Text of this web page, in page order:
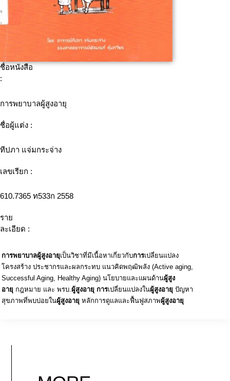
ชื่อหนังสือ
:
การพยาบาลผู้สูงอายุ
ชื่อผู้แต่ง :
ทีปภา แจ่มกระจ่าง
เลขเรียก :
610.7365 ท533ก 2558
ราย
ละเอียด :
การพยาบาลผู้สูงอายุเป็นวิชาที่มีเนื้อหาเกี่ยวกับการเปลี่ยนแปลง
โครงสร้าง ประชากรและผลกระทบ แนวคิดพฤฒิพลัง (Active aging,
Successful Aging, Healthy Aging) นโยบายและแผนด้านผู้สูง
อายุ กฎหมาย และ พรบ. ผู้สูงอายุ การเปลี่ยนแปลงในผู้สูงอายุ ปัญหา
สุขภาพที่พบบ่อยในผู้สูงอายุ หลักการดูแลและฟื้นฟูสภาพผู้สูงอายุ